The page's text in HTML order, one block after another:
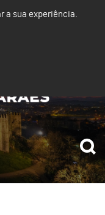
a sua experiência.